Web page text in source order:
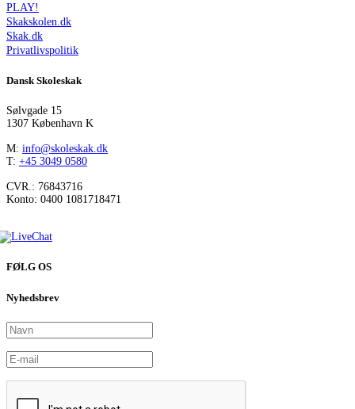
PLAY!
Skakskolen.dk
Skak.dk
Privatlivspolitik
Dansk Skoleskak
Sølvgade 15
1307 København K
M: info@skoleskak.dk
T: +45 3049 0580
CVR.: 76843716
Konto: 0400 1081718471
FØLG OS
Nyhedsbrev